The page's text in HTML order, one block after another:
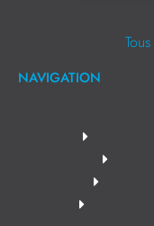
NAVIGATION